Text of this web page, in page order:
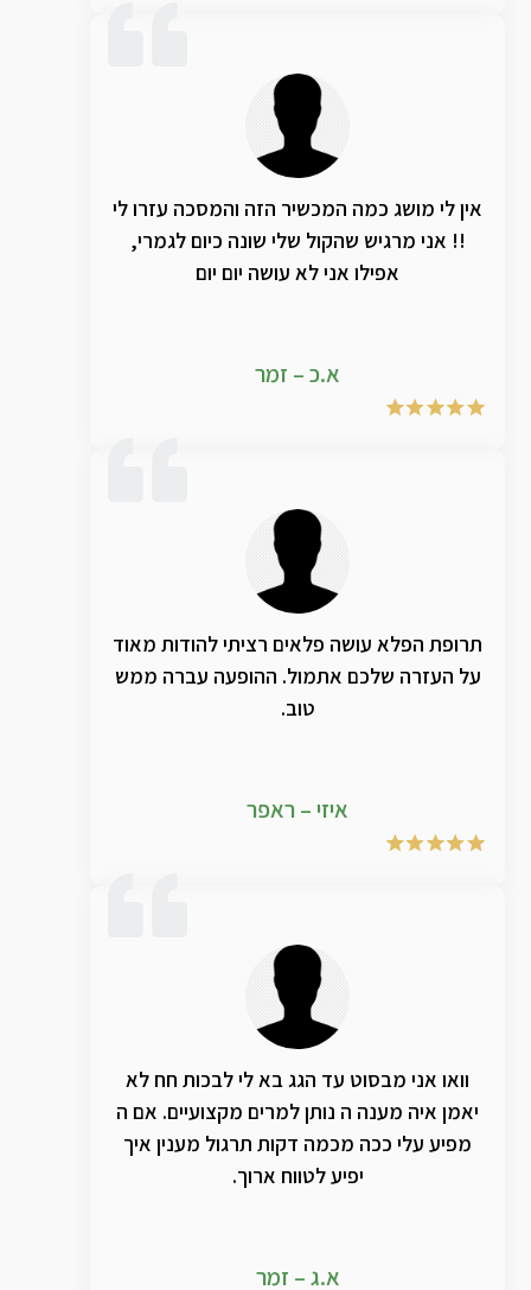
אין לי מושג כמה המכשיר הזה והמסכה עזרו לי
!! אני מרגיש שהקול שלי שונה כיום לגמרי,
אפילו אני לא עושה יום יום
א.כ – זמר
תרופת הפלא עושה פלאים רציתי להודות מאוד
על העזרה שלכם אתמול. ההופעה עברה ממש
טוב.
איזי – ראפר
וואו אני מבסוט עד הגג בא לי לבכות חח לא
יאמן איה מענה ה נותן למרים מקצועיים. אם ה
מפיע עלי ככה מכמה דקות תרגול מענין איך
יפיע לטווח ארוך.
א.ג – זמר